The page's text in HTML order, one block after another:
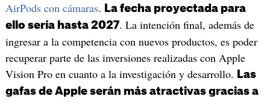
AirPods con cámaras.
La fecha proyectada para
ello sería hasta 2027. La intención final, además de
ingresar a la competencia con nuevos productos, es poder
recuperar parte de las inversiones realizadas con Apple
Vision Pro en cuanto a la investigación y desarrollo.
Las
gafas de Apple serán más atractivas gracias a